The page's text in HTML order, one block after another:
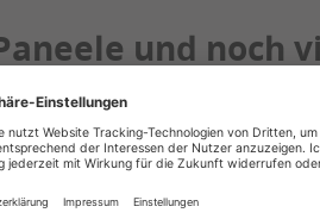
und noch
den oben genannten
noch